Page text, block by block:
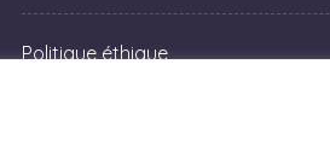
Politique éthique